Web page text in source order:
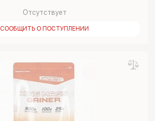
Отсутствует
СООБЩИТЬ О ПОСТУПЛЕНИИ